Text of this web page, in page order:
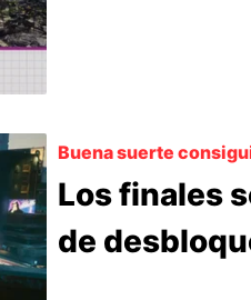
Buena suerte
Los finales
de